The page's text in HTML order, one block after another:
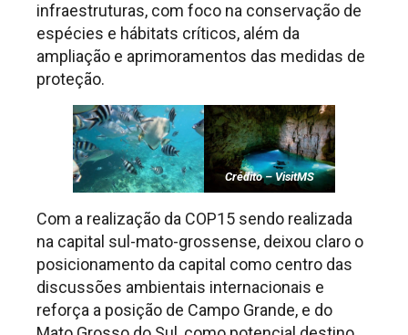
infraestruturas, com foco na conservação de
espécies e hábitats críticos, além da
ampliação e aprimoramentos das medidas de
proteção.
Crédito – VisitMS
Com a realização da COP15 sendo realizada
na capital sul-mato-grossense, deixou claro o
posicionamento da capital como centro das
discussões ambientais internacionais e
reforça a posição de Campo Grande, e do